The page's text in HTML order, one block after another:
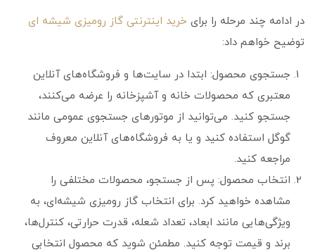
در ادامه چند مرحله را برای خرید اینترنتی گاز رومیزی شیشه ای
توضیح خواهم داد:
جستجوی محصول: ابتدا در سایت‌ها و فروشگاه‌های آنلاین
معتبری که محصولات خانه و آشپزخانه را عرضه می‌کنند،
جستجو کنید. می‌توانید از موتورهای جستجوی عمومی مانند
گوگل استفاده کنید و یا به فروشگاه‌های آنلاین معروف
مراجعه کنید.
انتخاب محصول: پس از جستجو، محصولات مختلفی را
مشاهده خواهید کرد. برای انتخاب گاز رومیزی شیشه‌ای، به
ویژگی‌هایی مانند ابعاد، تعداد شعله، قدرت حرارتی، کنترل‌ها،
برند و قیمت توجه کنید. مطمئن شوید که محصول انتخابی